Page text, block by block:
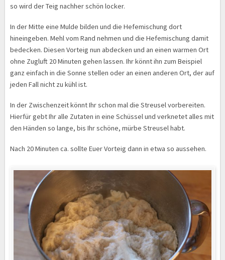
so wird der Teig nachher schön locker.
In der Mitte eine Mulde bilden und die Hefemischung dort
hineingeben. Mehl vom Rand nehmen und die Hefemischung damit
bedecken. Diesen Vorteig nun abdecken und an einen warmen Ort
ohne Zugluft 20 Minuten gehen lassen. Ihr könnt ihn zum Beispiel
ganz einfach in die Sonne stellen oder an einen anderen Ort, der auf
jeden Fall nicht zu kühl ist.
In der Zwischenzeit könnt Ihr schon mal die Streusel vorbereiten.
Hierfür gebt Ihr alle Zutaten in eine Schüssel und verknetet alles mit
den Händen so lange, bis Ihr schöne, mürbe Streusel habt.
Nach 20 Minuten ca. sollte Euer Vorteig dann in etwa so aussehen.